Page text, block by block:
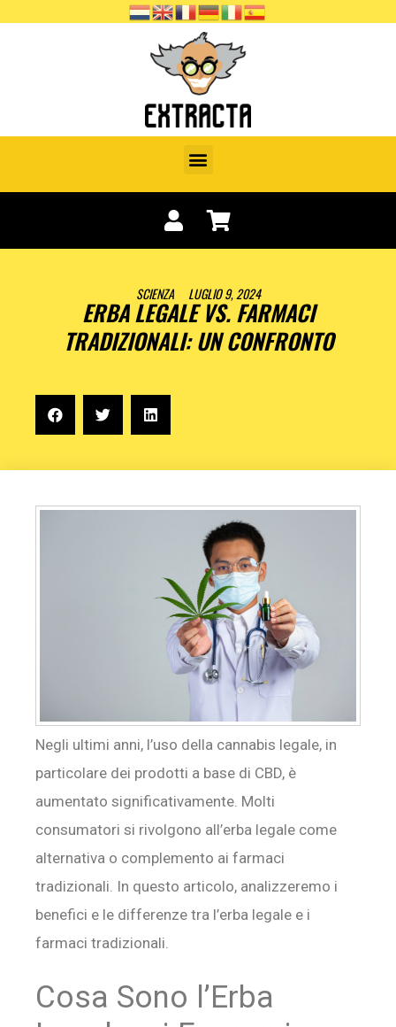
SCIENZA LUGLIO 9, 2024
ERBA LEGALE VS. FARMACI
TRADIZIONALI: UN CONFRONTO
Negli ultimi anni, l’uso della cannabis legale, in
particolare dei prodotti a base di CBD, è
aumentato significativamente. Molti
consumatori si rivolgono all’erba legale come
alternativa o complemento ai farmaci
tradizionali. In questo articolo, analizzeremo i
benefici e le differenze tra l’erba legale e i
farmaci tradizionali.
Cosa Sono l’Erba